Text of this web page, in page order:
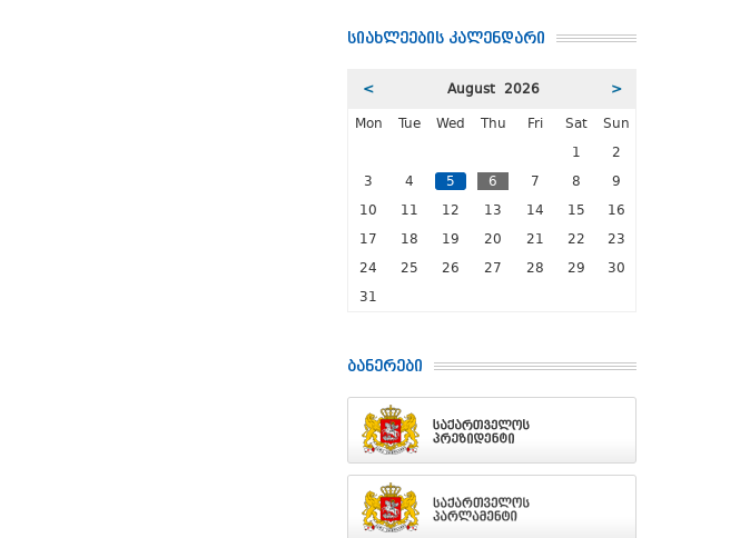
სიახლეების კალენდარი
< August 2026 >
Mon Tue Wed Thu Fri Sat
Sun
1
2
3
4 5 6 7 8
9
10
11 12 13 14 15
16
17
18 19 20 21 22
23
24
25 26 27 28 29
30
31
ბანერები